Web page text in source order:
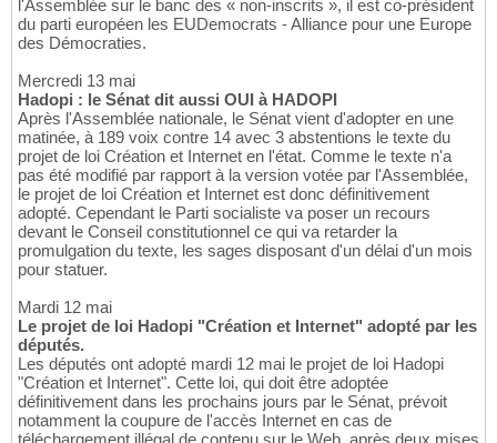
l'Assemblée sur le banc des « non-inscrits », il est co-président
du parti européen les EUDemocrats - Alliance pour une Europe
des Démocraties.
Mercredi 13 mai
Hadopi : le Sénat dit aussi OUI à HADOPI
Après l'Assemblée nationale, le Sénat vient d'adopter en une
matinée, à 189 voix contre 14 avec 3 abstentions le texte du
projet de loi Création et Internet en l'état. Comme le texte n'a
pas été modifié par rapport à la version votée par l'Assemblée,
le projet de loi Création et Internet est donc définitivement
adopté. Cependant le Parti socialiste va poser un recours
devant le Conseil constitutionnel ce qui va retarder la
promulgation du texte, les sages disposant d'un délai d'un mois
pour statuer.
Mardi 12 mai
Le projet de loi Hadopi "Création et Internet" adopté par les
députés.
Les députés ont adopté mardi 12 mai le projet de loi Hadopi
"Création et Internet". Cette loi, qui doit être adoptée
définitivement dans les prochains jours par le Sénat, prévoit
notamment la coupure de l'accès Internet en cas de